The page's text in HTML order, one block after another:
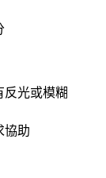
反光或模糊
協助